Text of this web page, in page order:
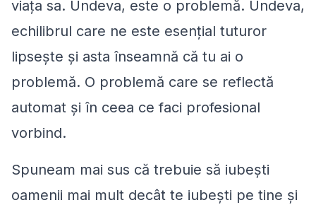
viaţa sa. Undeva, este o problemă. Undeva,
echilibrul care ne este esenţial tuturor
lipseşte şi asta înseamnă că tu ai o
problemă. O problemă care se reflectă
automat şi în ceea ce faci profesional
vorbind.
Spuneam mai sus că trebuie să iubeşti
oamenii mai mult decât te iubeşti pe tine şi